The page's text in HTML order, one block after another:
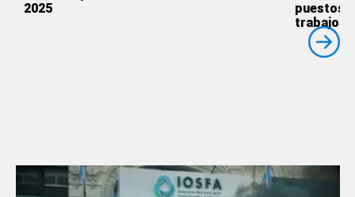
2025
puestos
trabajos